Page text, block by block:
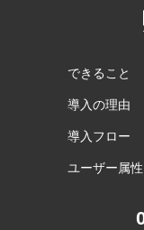
できること
導入の理由
導入フロー
ユーザー属性